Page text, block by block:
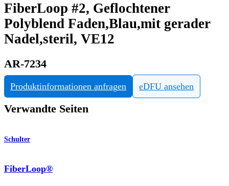
FiberLoop #2, Geflochtener
Polyblend Faden,Blau,mit gerader
Nadel,steril, VE12
AR-7234
Produktinformationen anfragen eDFU ansehen
Verwandte Seiten
Schulter
FiberLoop®